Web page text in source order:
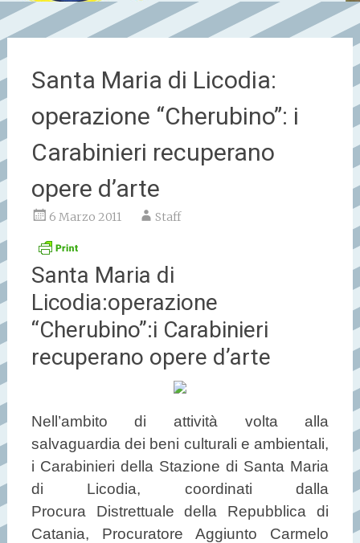
Santa Maria di Licodia:
operazione “Cherubino”: i
Carabinieri recuperano
opere d’arte
6 Marzo 2011 Staff
Santa Maria di
Licodia:operazione
“Cherubino”:i Carabinieri
recuperano opere d’arte
Nell’ambito di attività volta alla
salvaguardia dei beni culturali e ambientali,
i Carabinieri della Stazione di Santa Maria
di Licodia, coordinati dalla
Procura Distrettuale della Repubblica di
Catania, Procuratore Aggiunto Carmelo